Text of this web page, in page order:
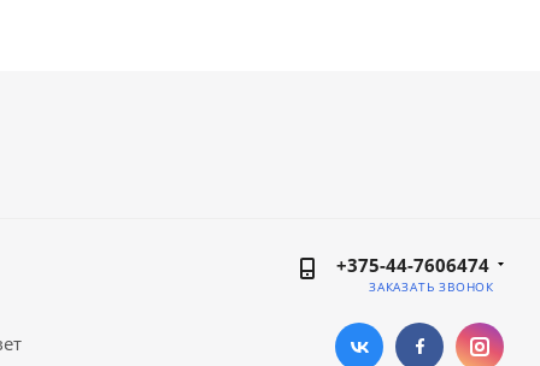
+375-44-7606474
ЗАКАЗАТЬ ЗВОНОК